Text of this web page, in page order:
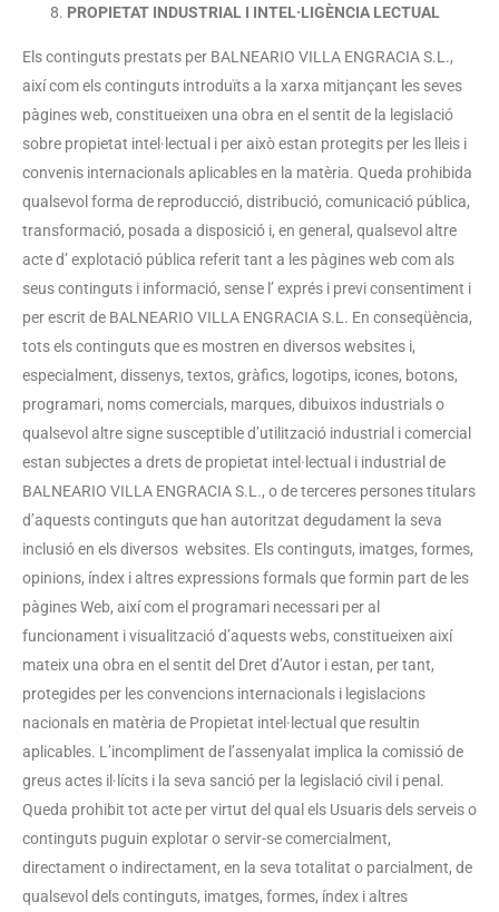
PROPIETAT INDUSTRIAL I INTEL·LIGÈNCIA LECTUAL
Els continguts prestats per BALNEARIO VILLA ENGRACIA S.L.,
així com els continguts introduïts a la xarxa mitjançant les seves
pàgines web, constitueixen una obra en el sentit de la legislació
sobre propietat intel·lectual i per això estan protegits per les lleis i
convenis internacionals aplicables en la matèria. Queda prohibida
qualsevol forma de reproducció, distribució, comunicació pública,
transformació, posada a disposició i, en general, qualsevol altre
acte d’ explotació pública referit tant a les pàgines web com als
seus continguts i informació, sense l’ exprés i previ consentiment i
per escrit de BALNEARIO VILLA ENGRACIA S.L. En conseqüència,
tots els continguts que es mostren en diversos websites i,
especialment, dissenys, textos, gràfics, logotips, icones, botons,
programari, noms comercials, marques, dibuixos industrials o
qualsevol altre signe susceptible d’utilització industrial i comercial
estan subjectes a drets de propietat intel·lectual i industrial de
BALNEARIO VILLA ENGRACIA S.L., o de terceres persones titulars
d’aquests continguts que han autoritzat degudament la seva
inclusió en els diversos websites. Els continguts, imatges, formes,
opinions, índex i altres expressions formals que formin part de les
pàgines Web, així com el programari necessari per al
funcionament i visualització d’aquests webs, constitueixen així
mateix una obra en el sentit del Dret d’Autor i estan, per tant,
protegides per les convencions internacionals i legislacions
nacionals en matèria de Propietat intel·lectual que resultin
aplicables. L’incompliment de l’assenyalat implica la comissió de
greus actes il·lícits i la seva sanció per la legislació civil i penal.
Queda prohibit tot acte per virtut del qual els Usuaris dels serveis o
continguts puguin explotar o servir-se comercialment,
directament o indirectament, en la seva totalitat o parcialment, de
qualsevol dels continguts, imatges, formes, índex i altres